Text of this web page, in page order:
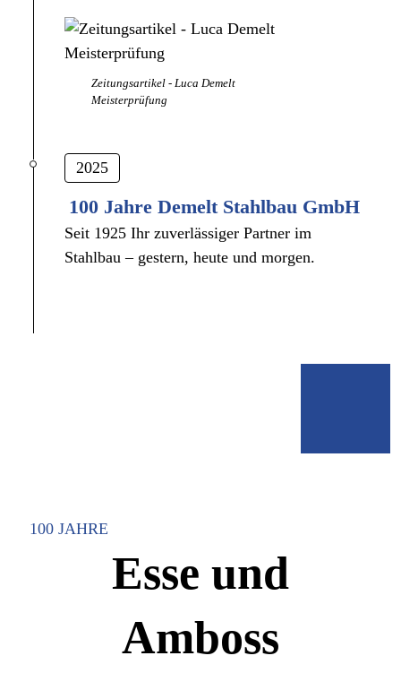
Zeitungsartikel - Luca Demelt
Meisterprüfung
2025
100 Jahre Demelt Stahlbau GmbH
Seit 1925 Ihr zuverlässiger Partner im
Stahlbau – gestern, heute und morgen.
100 JAHRE
Esse und
Amboss